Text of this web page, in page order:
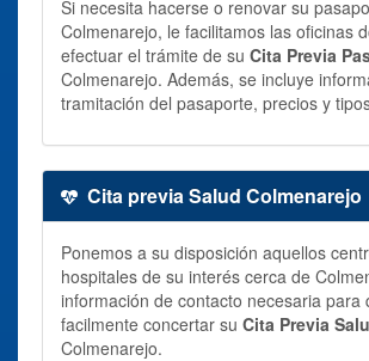
Si necesita hacerse o renovar su
Colmenarejo, le facilitamos las oficinas
efectuar el trámite de su Cita Previa
Colmenarejo. Además, se incluye
tramitación del pasaporte, precios y
Cita previa Salud Colmenarejo
Ponemos a su disposición aquellos
hospitales de su interés cerca de
información de contacto necesaria para
facilmente concertar su Cita Previa
Colmenarejo.